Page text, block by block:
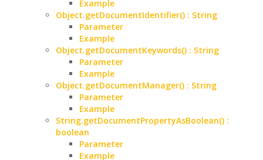
Example
Object.getDocumentIdentifier() : String
Parameter
Example
Object.getDocumentKeywords() : String
Parameter
Example
Object.getDocumentManager() : String
Parameter
Example
String.getDocumentPropertyAsBoolean() :
boolean
Parameter
Example